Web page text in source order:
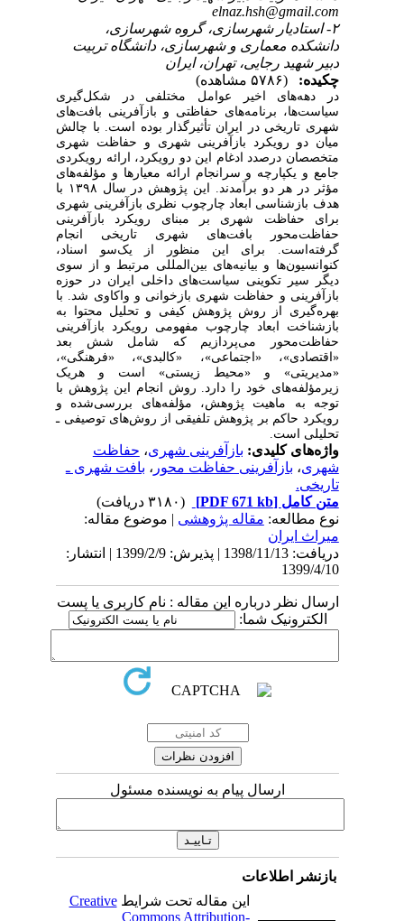
elnaz.hsh@gmail.com
۲- استادیار شهرسازی، گروه شهرسازی،
دانشکده معماری و شهرسازی، دانشگاه تربیت
دبیر شهید رجایی، تهران، ایران
چکیده:
در دهه‌های اخیر عوامل مختلفی در شکل‌گیری
سیاست‌ها، برنامه‌های حفاظتی و بازآفرینی بافت‌های
شهری تاریخی در ایران تأثیرگذار بوده است. با چالش
میان دو رویکرد بازآفرینی شهری و حفاظت شهری
متخصصان درصدد ادغام این دو رویکرد، ارائه رویکردی
جامع و یکپارچه و سرانجام ارائه معیارها و مؤلفه‌های
مؤثر در هر دو برآمدند. این پژوهش در سال ۱۳۹۸ با
هدف بازشناسی ابعاد چارچوب نظری بازآفرینی شهری
برای حفاظت شهری بر مبنای رویکرد بازآفرینی
حفاظت‌محور بافت‌های شهری تاریخی انجام
گرفته‌است. برای این منظور از یک‌سو اسناد،
کنوانسیون‌ها و بیانیه‌های بین‌المللی مرتبط و از سوی
دیگر سیر تکوینی سیاست‌های داخلی ایران در حوزه
بازآفرینی و حفاظت شهری بازخوانی و واکاوی شد. با
بهره‌گیری از روش پژوهش کیفی و تحلیل محتوا به
بازشناخت ابعاد چارچوب مفهومی رویکرد بازآفرینی
حفاظت‌محور می‌پردازیم که شامل شش بعد
«اقتصادی»، «اجتماعی»، «کالبدی»، «فرهنگی»،
«مدیریتی» و «محیط زیستی» است و هر‌یک
زیرمؤلفه‌های خود را دارد. روش انجام این پژوهش با
توجه به ماهیت پژوهش، مؤلفه‌های بررسی‌شده و
رویکرد حاکم بر پژوهش تلفیقی از روش‌های توصیفی ـ
تحلیلی است.
واژه‌های کلیدی:بازآفرینی شهری،حفاظت
شهری،بازآفرینی حفاظت محور، بافت شهری ـ
تاریخی.
متن کامل[PDF 671 kb]
نوع مطالعه:مقاله پژوهشی| موضوع مقاله:
میراث ایران
دریافت: 1398/11/13 | پذیرش: 1399/2/9 | انتشار:
1399/4/10
ارسال نظر درباره این مقاله : نام کاربری یا پست
الکترونیک شما:
ارسال پیام به نویسنده مسئول
بازنشر اطلاعات
این مقاله تحت شرایطCreative
Commons Attribution-